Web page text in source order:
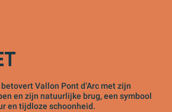
Vallon Pont d’Arc met zijn
en zijn natuurlijke brug, een symbool
en tijdloze schoonheid.